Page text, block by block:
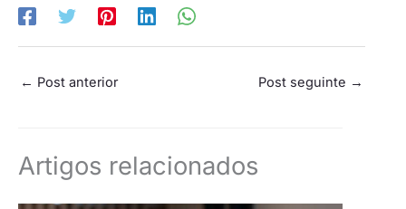
← Post anterior Post seguinte →
Artigos relacionados